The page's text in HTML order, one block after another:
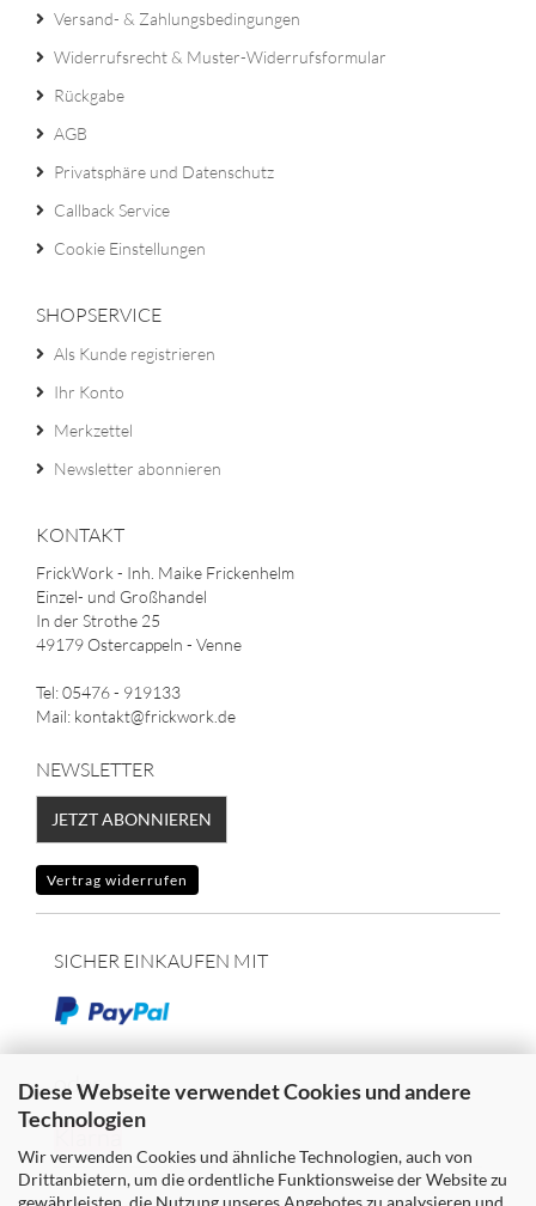
Diese Webseite verwendet Cookies und andere
Technologien
Wir verwenden Cookies und ähnliche Technologien, auch von
Drittanbietern, um die ordentliche Funktionsweise der Website zu
gewährleisten, die Nutzung unseres Angebotes zu analysieren und
Versand- & Zahlungsbedingungen
Widerrufsrecht & Muster-Widerrufsformular
Rückgabe
AGB
Privatsphäre und Datenschutz
Callback Service
Cookie Einstellungen
SHOPSERVICE
Als Kunde registrieren
Ihr Konto
Merkzettel
Newsletter abonnieren
KONTAKT
FrickWork - Inh. Maike Frickenhelm
Einzel- und Großhandel
In der Strothe 25
49179 Ostercappeln - Venne
Tel: 05476 - 919133
Mail: kontakt@frickwork.de
NEWSLETTER
JETZT ABONNIEREN
Vertrag widerrufen
SICHER EINKAUFEN MIT
oder
Klarna